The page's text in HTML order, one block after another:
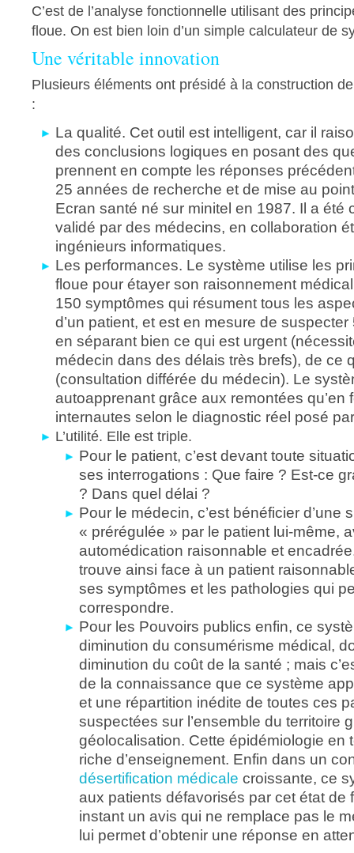
C’est de l’analyse fonctionnelle utilisant des
floue. On est bien loin d’un simple calculateur de
Une véritable innovation
Plusieurs éléments ont présidé à la construction
:
La qualité. Cet outil est intelligent, car il
des conclusions logiques en posant des
prennent en compte les réponses
25 années de recherche et de mise au
Ecran santé né sur minitel en 1987. Il a été
validé par des médecins, en collaboration
ingénieurs informatiques.
Les performances. Le système utilise les
floue pour étayer son raisonnement
150 symptômes qui résument tous les
d’un patient, et est en mesure de
en séparant bien ce qui est urgent
médecin dans des délais très brefs), de ce
(consultation différée du médecin). Le
autoapprenant grâce aux remontées qu’en
internautes selon le diagnostic réel posé
L’utilité. Elle est triple.
Pour le patient, c’est devant toute
ses interrogations : Que faire ? Est-ce
? Dans quel délai ?
Pour le médecin, c’est bénéficier d’une
« prérégulée » par le patient lui-même,
automédication raisonnable et
trouve ainsi face à un patient
ses symptômes et les pathologies qui
correspondre.
Pour les Pouvoirs publics enfin, ce
diminution du consumérisme médical,
diminution du coût de la santé ; mais
de la connaissance que ce système
et une répartition inédite de toutes ces
suspectées sur l’ensemble du territoire
géolocalisation. Cette épidémiologie en
riche d’enseignement. Enfin dans un
désertification médicale croissante, ce
aux patients défavorisés par cet état de
instant un avis qui ne remplace pas le
lui permet d’obtenir une réponse en